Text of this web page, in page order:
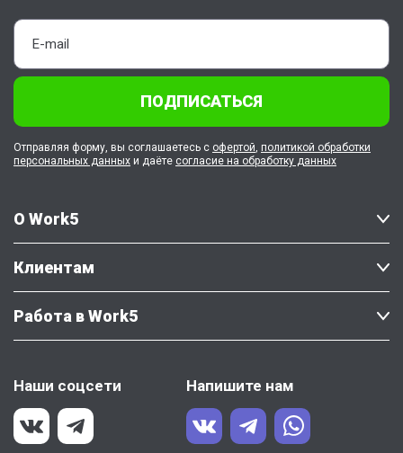
О Work5
Клиентам
Работа в Work5
Наши соцсети Напишите нам
ПОДПИСАТЬСЯ
Отправляя форму, вы соглашаетесь с офертой, политикой обработки
персональных данных и даёте согласие на обработку данных